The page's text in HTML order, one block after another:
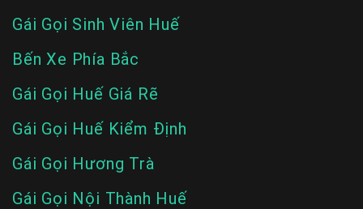
Gái Gọi Sinh Viên Huế
Bến Xe Phía Bắc
Gái Gọi Huế Giá Rẽ
Gái Gọi Huế Kiểm Định
Gái Gọi Hương Trà
Gái Gọi Nội Thành Huế